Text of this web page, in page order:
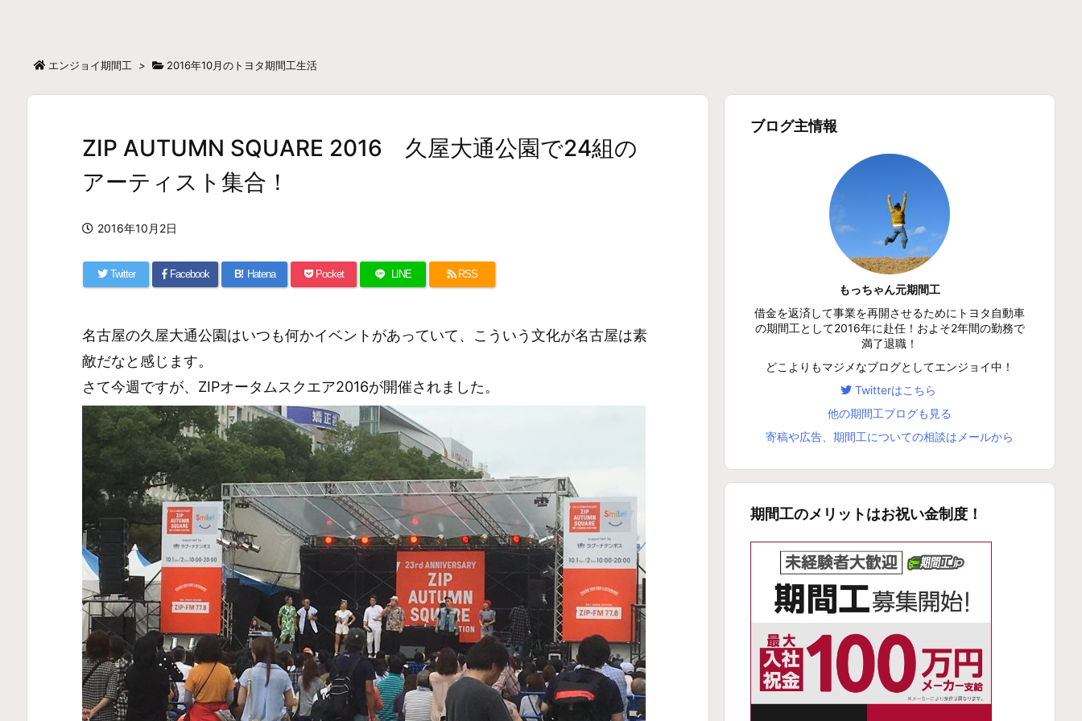
エンジョイ期間工 > 2016年10月のトヨタ期間工生活
ZIP AUTUMN SQUARE 2016 久屋大通公園で24組の
アーティスト集合！
2016年10月2日
Twitter Facebook B! Hatena Pocket LINE RSS
名古屋の久屋大通公園はいつも何かイベントがあっていて、こういう文化が名古屋は素
敵だなと感じます。
さて今週ですが、ZIPオータムスクエア2016が開催されました。
ブログ主情報
もっちゃん元期間工
借金を返済して事業を再開させるためにトヨタ自動車
の期間工として2016年に赴任！およそ2年間の勤務で
満了退職！
どこよりもマジメなブログとしてエンジョイ中！
Twitterはこちら
他の期間工ブログも見る
寄稿や広告、期間工についての相談はメールから
期間工のメリットはお祝い金制度！